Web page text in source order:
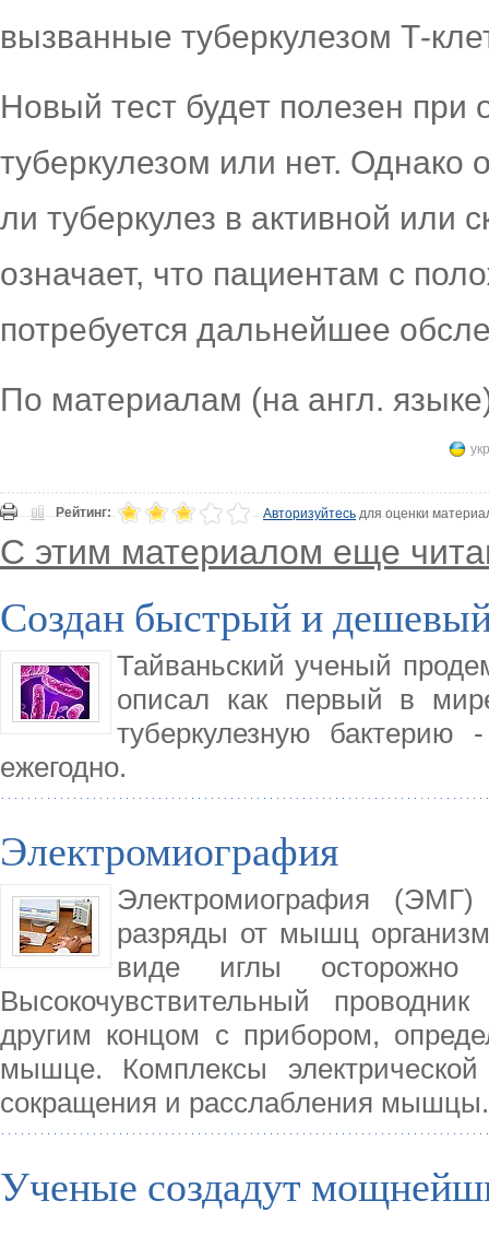
вызванные туберкулезом Т-
Новый тест будет полезен
туберкулезом или нет. Однако
ли туберкулез в активной или
означает, что пациентам с
потребуется дальнейшее
По материалам (на англ.
Рейтинг: Авторизуйтесьдля оценки
С этим материалом еще
Создан быстрый и дешевый
Тайваньский ученый
описал как первый в
туберкулезную
ежегодно.
Электромиография
Электромиография (ЭМГ)
разряды от мышц
виде иглы
Высокочувствительный
другим концом с прибором,
мышце. Комплексы
сокращения и расслабления
Ученые создадут